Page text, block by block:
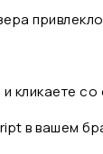
кликаете
в вашем